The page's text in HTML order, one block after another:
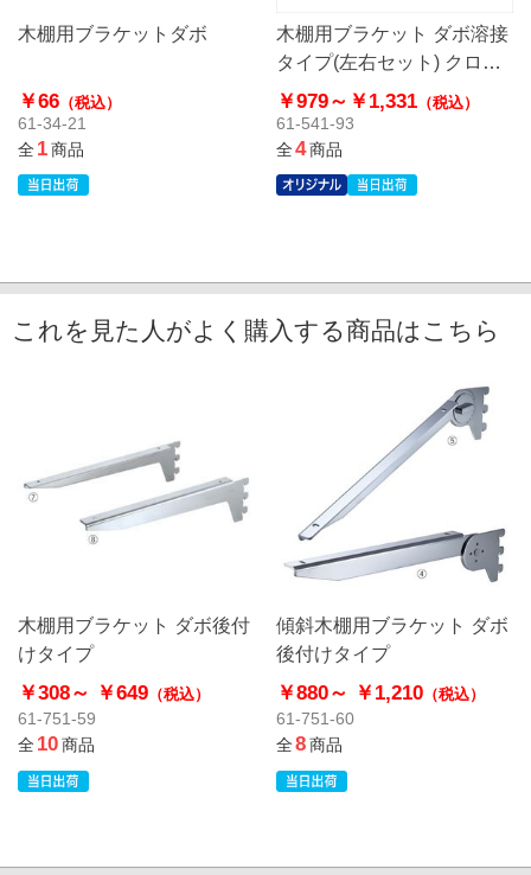
木棚用ブラケットダボ
￥66 （税込）
61-34-21
全1商品
木棚用ブラケット ダボ溶接
タイプ(左右セット) クロー
ム〔ストエキオリジナル〕
￥979～ ￥1,331 （税込）
61-541-93
全4商品
これを見た人がよく購入する商品はこちら
木棚用ブラケット ダボ後付
けタイプ
￥308～ ￥649 （税込）
61-751-59
全10商品
傾斜木棚用ブラケット ダボ
後付けタイプ
￥880～ ￥1,210（税込）
61-751-60
全8商品